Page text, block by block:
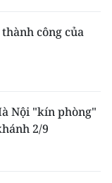
công của
Nội "kín phòng"
2/9